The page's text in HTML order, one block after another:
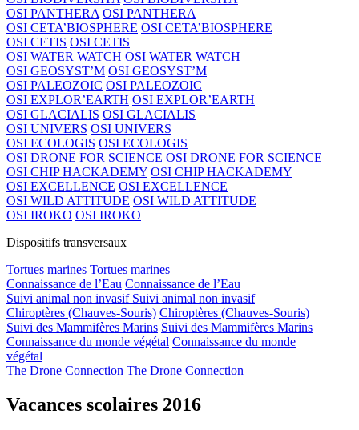
OSI PANTHERA OSI PANTHERA
OSI CETA’BIOSPHERE OSI CETA’BIOSPHERE
OSI CETIS OSI CETIS
OSI WATER WATCH OSI WATER WATCH
OSI GEOSYST’M OSI GEOSYST’M
OSI PALEOZOIC OSI PALEOZOIC
OSI EXPLOR’EARTH OSI EXPLOR’EARTH
OSI GLACIALIS OSI GLACIALIS
OSI UNIVERS OSI UNIVERS
OSI ECOLOGIS OSI ECOLOGIS
OSI DRONE FOR SCIENCE OSI DRONE FOR SCIENCE
OSI CHIP HACKADEMY OSI CHIP HACKADEMY
OSI EXCELLENCE OSI EXCELLENCE
OSI WILD ATTITUDE OSI WILD ATTITUDE
OSI IROKO OSI IROKO
Dispositifs transversaux
Tortues marines Tortues marines
Connaissance de l’Eau Connaissance de l’Eau
Suivi animal non invasif Suivi animal non invasif
Chiroptères (Chauves-Souris) Chiroptères (Chauves-Souris)
Suivi des Mammifères Marins Suivi des Mammifères Marins
Connaissance du monde végétal Connaissance du monde
végétal
The Drone Connection The Drone Connection
Vacances scolaires 2016